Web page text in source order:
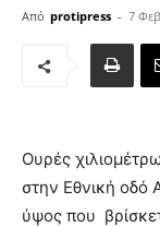
Από protipress - 7
Ουρές
στην Εθνική οδό
ύψος που